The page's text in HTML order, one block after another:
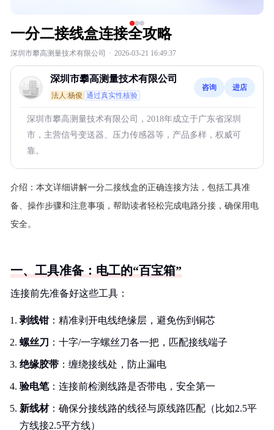
一分二接线盒连接全攻略
深圳市攀高测量技术有限公司 · 2026-03-21 16:49:37
深圳市攀高测量技术有限公司
法人:杨俊 通过真实性核验
咨询 进店
深圳市攀高测量技术有限公司，2018年成立于广东省深圳
市，主营信号变送器、压力传感器等，产品多样，权威可
靠。
介绍： 本文详细讲解一分二接线盒的正确连接方法，包括工具准
备、操作步骤和注意事项，帮助读者轻松完成电路分接，确保用电
安全。
一、工具准备：电工的“百宝箱”
连接前先准备好这些工具：
剥线钳：精准剥开电线绝缘层，避免伤到铜芯
螺丝刀 ：十字/一字螺丝刀各一把，匹配接线端子
绝缘胶带 ：缠绕接线处，防止漏电
验电笔：连接前检测线路是否带电，安全第一
新线材：确保分接线路的线径与原线路匹配（比如2.5平
方线接2.5平方线）